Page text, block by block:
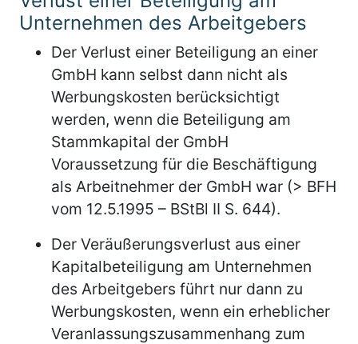
Unternehmen des Arbeitgebers
Der Verlust einer Beteiligung an einer
GmbH kann selbst dann nicht als
Werbungskosten berücksichtigt
werden, wenn die Beteiligung am
Stammkapital der GmbH
Voraussetzung für die Beschäftigung
als Arbeitnehmer der GmbH war (> BFH
vom 12.5.1995 – BStBl II S. 644).
Der Veräußerungsverlust aus einer
Kapitalbeteiligung am Unternehmen
des Arbeitgebers führt nur dann zu
Werbungskosten, wenn ein erheblicher
Veranlassungszusammenhang zum